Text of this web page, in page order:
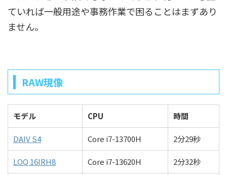
ていれば一般用途や事務作業で困ることはまずあり
ません。
RAW現像
モデル CPU 時間
DAIV S4 Core i7-13700H 2分29秒
LOQ 16IRH8 Core i7-13620H 2分32秒